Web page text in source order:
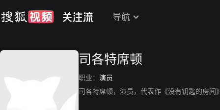
导航
司各特席顿
职业： 演员
司各特席顿，演员，代表作《没有钥匙的房间